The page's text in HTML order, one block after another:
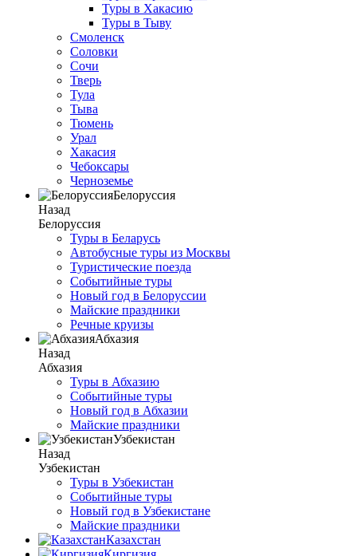
Туры в Хакасию
Туры в Тыву
Смоленск
Соловки
Сочи
Тверь
Тула
Тыва
Тюмень
Урал
Хакасия
Чебоксары
Черноземье
Белоруссия
Назад
Белоруссия
Туры в Беларусь
Автобусные туры из Москвы
Туристические поезда
Событийные туры
Новый год в Белоруссии
Майские праздники
Речные круизы
Абхазия
Назад
Абхазия
Туры в Абхазию
Событийные туры
Новый год в Абхазии
Майские праздники
Узбекистан
Назад
Узбекистан
Туры в Узбекистан
Событийные туры
Новый год в Узбекистане
Майские праздники
Казахстан